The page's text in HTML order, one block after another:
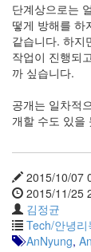
단계상으로는
떻게 방해를 하
같습니다. 하지
작업이 진행되
까 싶습니다.
공개는 일차적
개할 수도 있을
2015/10/07
2015/11/25
김정균
Tech/안녕리
AnNyung,
표
준
L10N
iPutty
AnNyung
LInux
여
Notices
Find!